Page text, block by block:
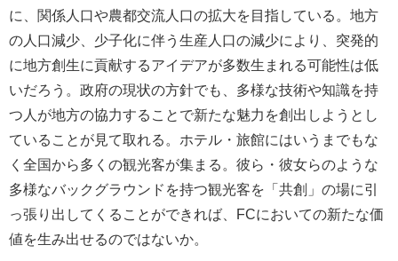
に、関係人口や農都交流人口の拡大を目指している。地方
の人口減少、少子化に伴う生産人口の減少により、突発的
に地方創生に貢献するアイデアが多数生まれる可能性は低
いだろう。政府の現状の方針でも、多様な技術や知識を持
つ人が地方の協力することで新たな魅力を創出しようとし
ていることが見て取れる。ホテル・旅館にはいうまでもな
く全国から多くの観光客が集まる。彼ら・彼女らのような
多様なバックグラウンドを持つ観光客を「共創」の場に引
っ張り出してくることができれば、FCにおいての新たな価
値を生み出せるのではないか。